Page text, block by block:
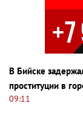
В Бийске
проституции в
09:11